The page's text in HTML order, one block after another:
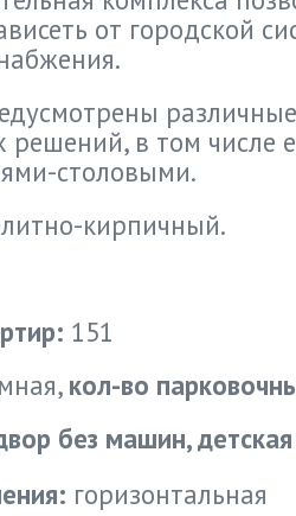
от городской
решений, в том числе
столовыми.
кирпичный.
151
кол-во
без машин,
горизонтальная